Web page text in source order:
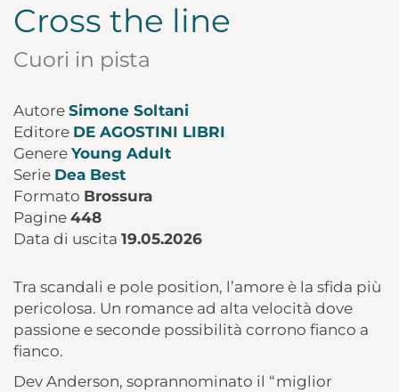
Cross the line
Cuori in pista
Autore Simone Soltani
Editore DE AGOSTINI LIBRI
Genere Young Adult
Serie Dea Best
Formato Brossura
Pagine 448
Data di uscita 19.05.2026
Tra scandali e pole position, l’amore è la sfida più
pericolosa. Un romance ad alta velocità dove
passione e seconde possibilità corrono fianco a
fianco.
Dev Anderson, soprannominato il “miglior